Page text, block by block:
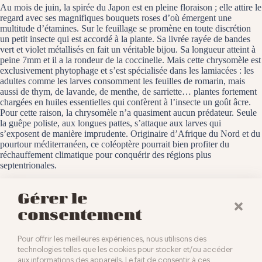
Gérer le
consentement
Pour offrir les meilleures expériences, nous utilisons des
technologies telles que les cookies pour stocker et/ou accéder
Au mois de juin, la spirée du Japon est en pleine floraison ; elle attire le
regard avec ses magnifiques bouquets roses d’où émergent une
multitude d’étamines. Sur le feuillage se promène en toute discrétion
un petit insecte qui est accordé à la plante. Sa livrée rayée de bandes
vert et violet métallisés en fait un véritable bijou. Sa longueur atteint à
peine 7mm et il a la rondeur de la coccinelle. Mais cette chrysomèle est
exclusivement phytophage et s’est spécialisée dans les lamiacées : les
adultes comme les larves consomment les feuilles de romarin, mais
aussi de thym, de lavande, de menthe, de sarriette… plantes fortement
chargées en huiles essentielles qui confèrent à l’insecte un goût âcre.
Pour cette raison, la chrysomèle n’a quasiment aucun prédateur. Seule
la guêpe poliste, aux longues pattes, s’attaque aux larves qui
s’exposent de manière imprudente. Originaire d’Afrique du Nord et du
pourtour méditerranéen, ce coléoptère pourrait bien profiter du
réchauffement climatique pour conquérir des régions plus
septentrionales.